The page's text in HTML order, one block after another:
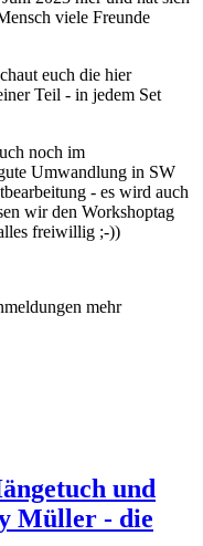
viele Freunde
euch die hier
Teil - in jedem Set
noch im
Umwandlung in SW
- es wird auch
wir den Workshoptag
freiwillig ;-))
mehr
und
Müller - die